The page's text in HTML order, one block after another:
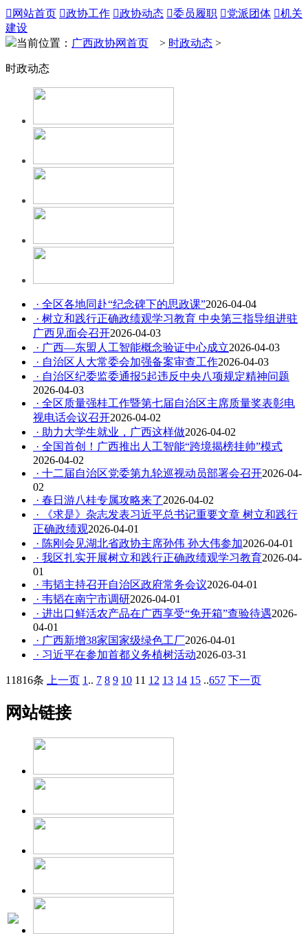
 网站首页 政协工作 政协动态 委员履职 党派团体 机关
建设
当前位置： 广西政协网首页 > 时政动态 >
时政动态
· 全区各地同赴“纪念碑下的思政课”2026-04-04
· 树立和践行正确政绩观学习教育 中央第三指导组进驻
广西见面会召开2026-04-03
· 广西—东盟人工智能概念验证中心成立2026-04-03
· 自治区人大常委会加强备案审查工作2026-04-03
· 自治区纪委监委通报5起违反中央八项规定精神问题
2026-04-03
· 全区质量强桂工作暨第七届自治区主席质量奖表彰电
视电话会议召开2026-04-02
· 助力大学生就业，广西这样做2026-04-02
· 全国首创！广西推出人工智能“跨境揭榜挂帅”模式
2026-04-02
· 十二届自治区党委第九轮巡视动员部署会召开2026-04-
02
· 春日游八桂专属攻略来了2026-04-02
· 《求是》杂志发表习近平总书记重要文章 树立和践行
正确政绩观2026-04-01
· 陈刚会见湖北省政协主席孙伟 孙大伟参加2026-04-01
· 我区扎实开展树立和践行正确政绩观学习教育2026-04-
01
· 韦韬主持召开自治区政府常务会议2026-04-01
· 韦韬在南宁市调研2026-04-01
· 进出口鲜活农产品在广西享受“免开箱”查验待遇2026-
04-01
· 广西新增38家国家级绿色工厂2026-04-01
· 习近平在参加首都义务植树活动2026-03-31
11816条 上一页 1 .. 7 8 9 10 11 12 13 14 15 ..657 下一页
网站链接